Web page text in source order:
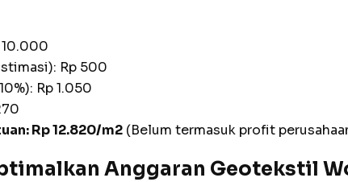
10.000
Rp 500
Rp 1.050
Rp 12.820/m2 (Belum termasuk profit
Anggaran Geotekstil